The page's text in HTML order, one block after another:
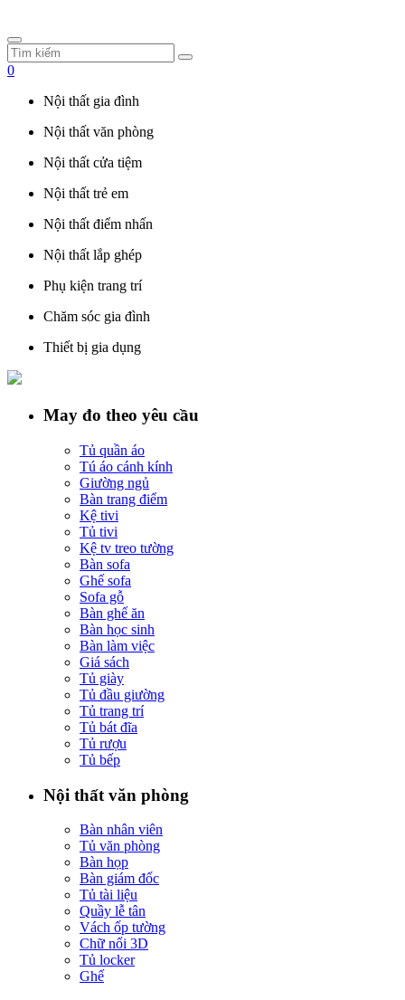
0
Nội thất gia đình
Nội thất văn phòng
Nội thất cửa tiệm
Nội thất trẻ em
Nội thất điểm nhấn
Nội thất lắp ghép
Phụ kiện trang trí
Chăm sóc gia đình
Thiết bị gia dụng
May đo theo yêu cầu
Tủ quần áo
Tú áo cánh kính
Giường ngủ
Bàn trang điểm
Kệ tivi
Tủ tivi
Kệ tv treo tường
Bàn sofa
Ghế sofa
Sofa gỗ
Bàn ghế ăn
Bàn học sinh
Bàn làm việc
Giá sách
Tủ giày
Tủ đầu giường
Tủ trang trí
Tủ bát đĩa
Tủ rượu
Tủ bếp
Nội thất văn phòng
Bàn nhân viên
Tủ văn phòng
Bàn họp
Bàn giám đốc
Tủ tài liệu
Quầy lễ tân
Vách ốp tường
Chữ nổi 3D
Tủ locker
Ghế